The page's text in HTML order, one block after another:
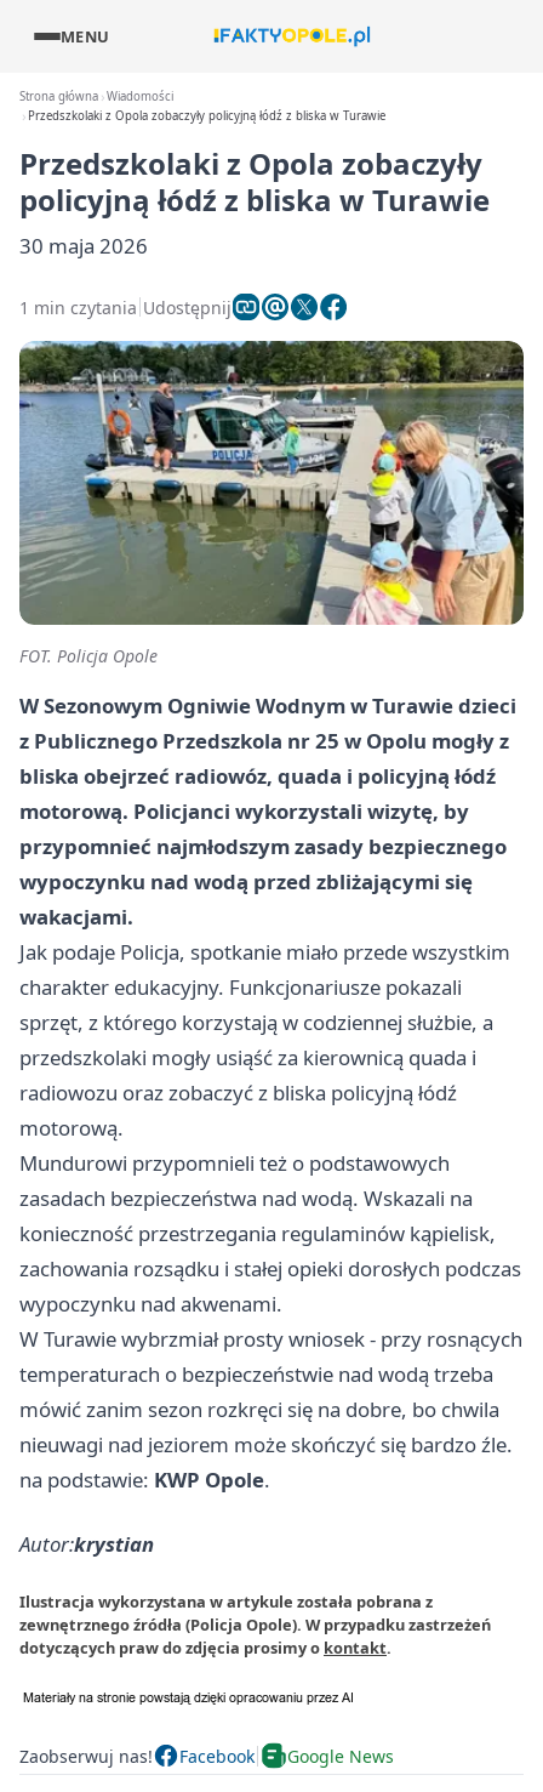
MENU
Strona główna Wiadomości
Przedszkolaki z Opola zobaczyły policyjną łódź z bliska w Turawie
Przedszkolaki z Opola zobaczyły
policyjną łódź z bliska w Turawie
30 maja 2026
1 min czytania Udostępnij
FOT. Policja Opole
W Sezonowym Ogniwie Wodnym w Turawie dzieci
z Publicznego Przedszkola nr 25 w Opolu mogły z
bliska obejrzeć radiowóz, quada i policyjną łódź
motorową. Policjanci wykorzystali wizytę, by
przypomnieć najmłodszym zasady bezpiecznego
wypoczynku nad wodą przed zbliżającymi się
wakacjami.
Jak podaje Policja, spotkanie miało przede wszystkim
charakter edukacyjny. Funkcjonariusze pokazali
sprzęt, z którego korzystają w codziennej służbie, a
przedszkolaki mogły usiąść za kierownicą quada i
radiowozu oraz zobaczyć z bliska policyjną łódź
motorową.
Mundurowi przypomnieli też o podstawowych
zasadach bezpieczeństwa nad wodą. Wskazali na
konieczność przestrzegania regulaminów kąpielisk,
zachowania rozsądku i stałej opieki dorosłych podczas
wypoczynku nad akwenami.
W Turawie wybrzmiał prosty wniosek - przy rosnących
temperaturach o bezpieczeństwie nad wodą trzeba
mówić zanim sezon rozkręci się na dobre, bo chwila
nieuwagi nad jeziorem może skończyć się bardzo źle.
na podstawie: KWP Opole.
Autor:krystian
Ilustracja wykorzystana w artykule została pobrana z
zewnętrznego źródła (Policja Opole). W przypadku zastrzeżeń
dotyczących praw do zdjęcia prosimy o kontakt.
Zaobserwuj nas! Facebook Google News